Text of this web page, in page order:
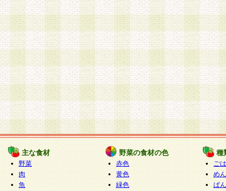
主な食材
野菜
肉
魚
野菜の食材の色
赤色
黄色
緑色
種
ご
めん
ぱん